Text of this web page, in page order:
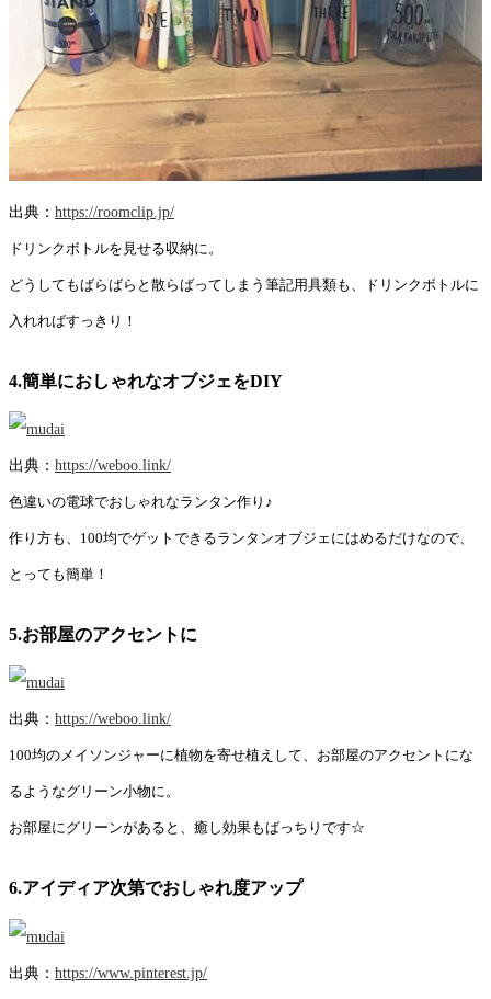
出典： https://roomclip.jp/
ドリンクボトルを見せる収納に。
どうしてもばらばらと散らばってしまう筆記用具類も、ドリンクボトルに
入れればすっきり！
4.簡単におしゃれなオブジェをDIY
出典： https://weboo.link/
色違いの電球でおしゃれなランタン作り♪
作り方も、100均でゲットできるランタンオブジェにはめるだけなので、
とっても簡単！
5.お部屋のアクセントに
出典： https://weboo.link/
100均のメイソンジャーに植物を寄せ植えして、お部屋のアクセントにな
るようなグリーン小物に。
お部屋にグリーンがあると、癒し効果もばっちりです☆
6.アイディア次第でおしゃれ度アップ
出典： https://www.pinterest.jp/